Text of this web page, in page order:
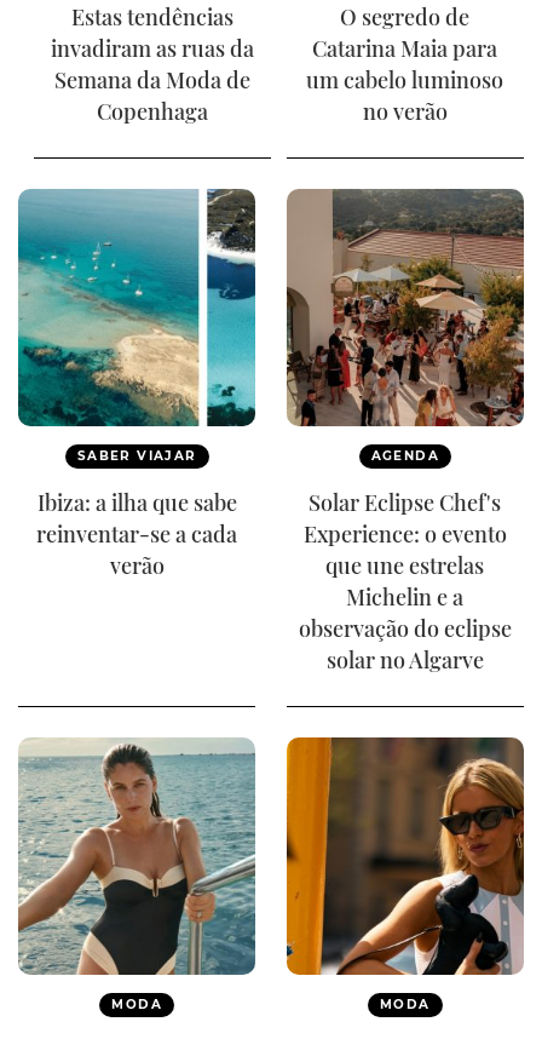
Estas tendências
invadiram as ruas da
Semana da Moda de
Copenhaga
O segredo de
Catarina Maia para
um cabelo luminoso
no verão
SABER VIAJAR
Ibiza: a ilha que sabe
reinventar-se a cada
verão
AGENDA
Solar Eclipse Chef's
Experience: o evento
que une estrelas
Michelin e a
observação do eclipse
solar no Algarve
MODA MODA